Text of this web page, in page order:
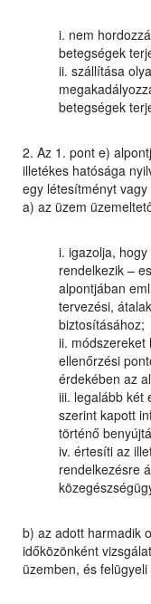
i. nem
betegségek
ii. szállítása
betegségek
2. Az 1. pont e)
illetékes hatósága
egy létesítményt
a) az üzem
i. igazolja,
rendelkezik –
alpontjában
tervezési,
biztosításához;
ii. módszereket
ellenőrzési
érdekében az
iii. legalább két
szerint kapott
történő
iv. értesíti az
rendelkezésre
b) az adott harmadik
időközönként
üzemben, és